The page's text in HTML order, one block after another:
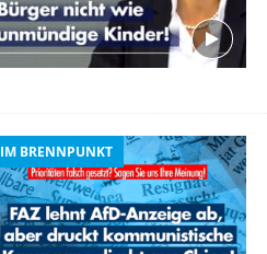
IM BRENNPUNKT